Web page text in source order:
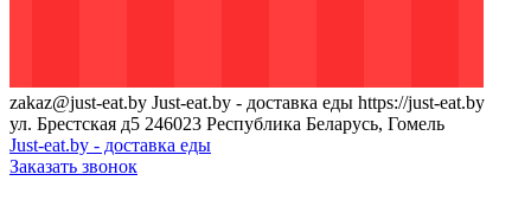
zakaz@just-eat.by Just-eat.by - доставка еды https://just-eat.by
ул. Брестская д5 246023 Республика Беларусь, Гомель
Just-eat.by - доставка еды
Заказать звонок